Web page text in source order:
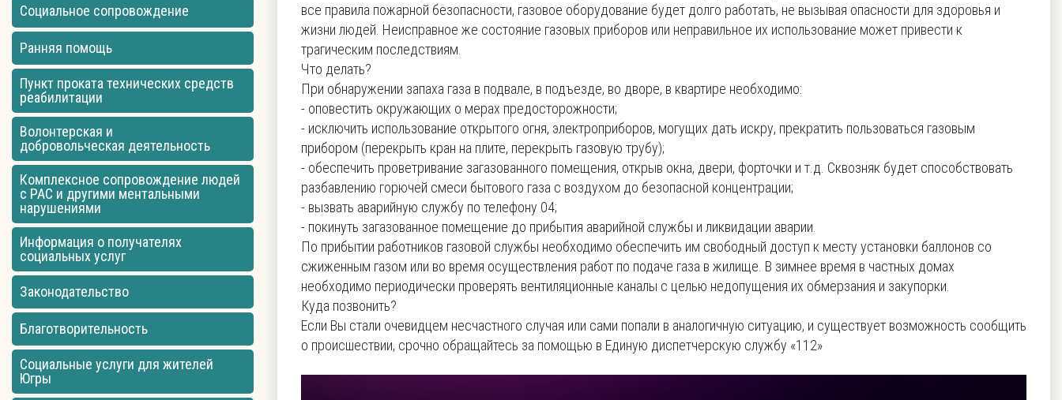
все правила пожарной безопасности, газовое оборудование будет долго работать, не вызывая опасности для здоровья и
жизни людей. Неисправное же состояние газовых приборов или неправильное их использование может привести к
трагическим последствиям.
Что делать?
При обнаружении запаха газа в подвале, в подъезде, во дворе, в квартире необходимо:
- оповестить окружающих о мерах предосторожности;
- исключить использование открытого огня, электроприборов, могущих дать искру, прекратить пользоваться газовым
прибором (перекрыть кран на плите, перекрыть газовую трубу);
- обеспечить проветривание загазованного помещения, открыв окна, двери, форточки и т.д. Сквозняк будет способствовать
разбавлению горючей смеси бытового газа с воздухом до безопасной концентрации;
- вызвать аварийную службу по телефону 04;
- покинуть загазованное помещение до прибытия аварийной службы и ликвидации аварии.
По прибытии работников газовой службы необходимо обеспечить им свободный доступ к месту установки баллонов со
сжиженным газом или во время осуществления работ по подаче газа в жилище. В зимнее время в частных домах
необходимо периодически проверять вентиляционные каналы с целью недопущения их обмерзания и закупорки.
Куда позвонить?
Если Вы стали очевидцем несчастного случая или сами попали в аналогичную ситуацию, и существует возможность сообщить
о происшествии, срочно обращайтесь за помощью в Единую диспетчерскую службу «112»
Социальное сопровождение
Ранняя помощь
Пункт проката технических средств
реабилитации
Волонтерская и
добровольческая деятельность
Комплексное сопровождение людей
с РАС и другими ментальными
нарушениями
Информация о получателях
социальных услуг
Законодательство
Благотворительность
Социальные услуги для жителей
Югры